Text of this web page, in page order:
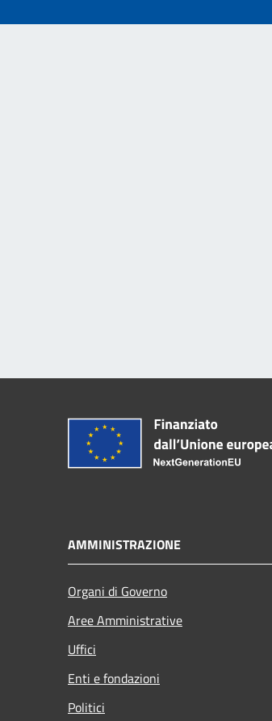
AMMINISTRAZIONE
Organi di Governo
Aree Amministrative
Uffici
Enti e fondazioni
Politici